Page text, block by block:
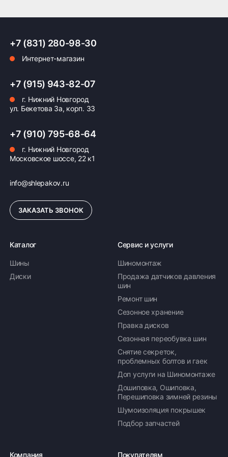
Возможна картой, наличными при получении,
также доступно оформление кредита и
формирование счёта для Юр.Лица
ПОДРОБНЕЕ ОБ ОПЛАТЕ
+7 (831) 280-98-30
Интернет-магазин
+7 (915) 943-82-07
г. Нижний Новгород
ул. Бекетова 3а, корп. 33
+7 (910) 795-68-64
г. Нижний Новгород
Московское шоссе, 22 к1
info@shlepakov.ru
ЗАКАЗАТЬ ЗВОНОК
Каталог
Шины
Диски
Сервис и услуги
Шиномонтаж
Продажа датчиков давления
шин
Ремонт шин
Сезонное хранение
Правка дисков
Сезонная переобувка шин
Снятие секреток,
проблемных болтов и гаек
Доп услуги на Шиномонтаже
Дошиповка, Ошиповка,
Перешиповка зимней резины
Шумоизоляция покрышек
Подбор запчастей
Компания Покупателям